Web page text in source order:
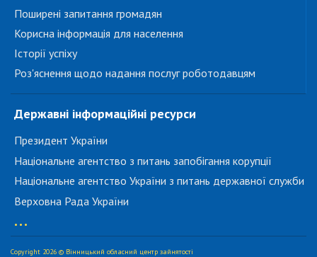
Поширені запитання громадян
Корисна інформація для населення
Історії успіху
Роз'яснення щодо надання послуг роботодавцям
Державні інформаційні ресурси
Президент України
Національне агентство з питань запобігання корупції
Національне агентство України з питань державної служби
Верховна Рада України
...
Copyright 2026 © Вінницький обласний центр зайнятості